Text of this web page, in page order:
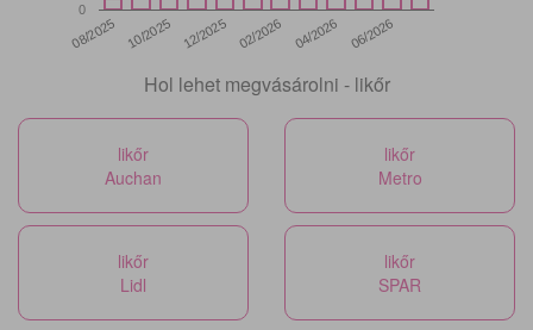
08/2025 10/2025 12/2025 02/2026 04/2026 06/2026
0
Hol lehet megvásárolni - likőr
likőr
Auchan
likőr
Metro
likőr
Lidl
likőr
SPAR